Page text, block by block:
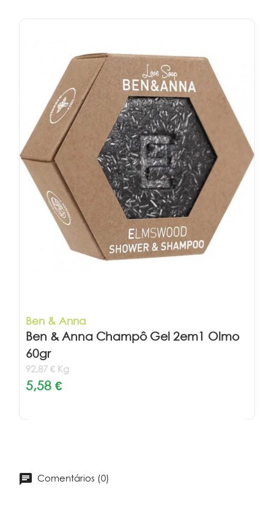
Ben & Anna
Ben & Anna Champô Gel 2em1 Olmo
60gr
92,87 € Kg
5,58 €
Comentários (0)